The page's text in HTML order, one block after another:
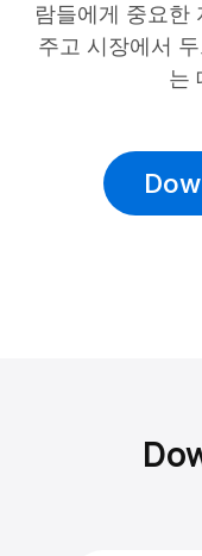
람들에게 중요한
주고 시장에서
는